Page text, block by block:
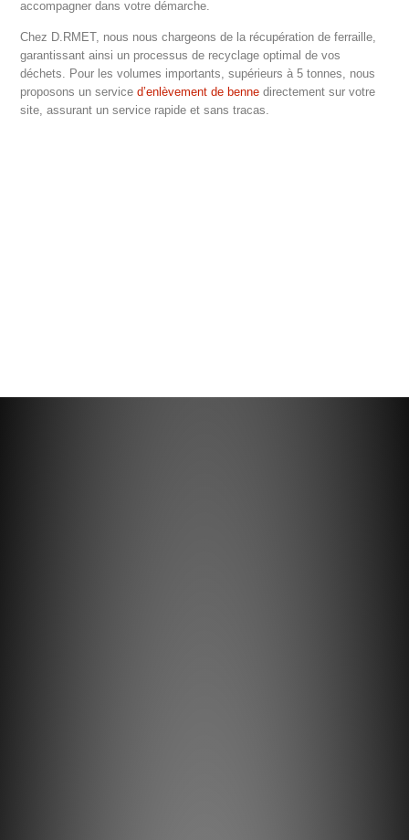
accompagner dans votre démarche.
Chez D.RMET, nous nous chargeons de la récupération de ferraille,
garantissant ainsi un processus de recyclage optimal de vos
déchets. Pour les volumes importants, supérieurs à 5 tonnes, nous
proposons un serviced’enlèvement de benne directement sur votre
site, assurant un service rapide et sans tracas.